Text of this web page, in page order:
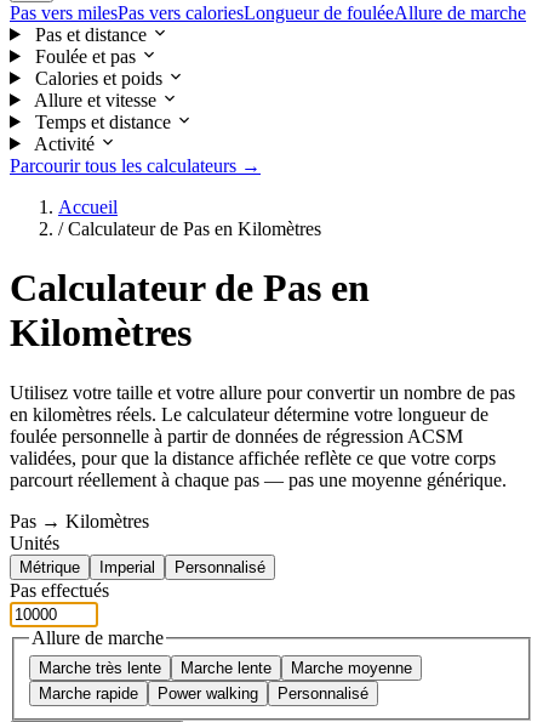
Pas vers milesPas vers caloriesLongueur de fouléeAllure de marche
Pas et distance
Foulée et pas
Calories et poids
Allure et vitesse
Temps et distance
Activité
Parcourir tous les calculateurs →
Accueil
/ Calculateur de Pas en Kilomètres
Calculateur de Pas en
Kilomètres
Utilisez votre taille et votre allure pour convertir un nombre de pas
en kilomètres réels. Le calculateur détermine votre longueur de
foulée personnelle à partir de données de régression ACSM
validées, pour que la distance affichée reflète ce que votre corps
parcourt réellement à chaque pas — pas une moyenne générique.
Pas → Kilomètres
Unités
Métrique Imperial Personnalisé
Pas effectués
Allure de marche
Marche très lente Marche lente
Marche moyenne
Marche rapide
Power walking Personnalisé